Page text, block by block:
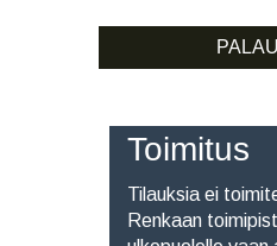
DYNAMO
KUMHO ECSTA
NANKANG
NOKIAN
Toimitus
Tilauksia ei
Renkaan